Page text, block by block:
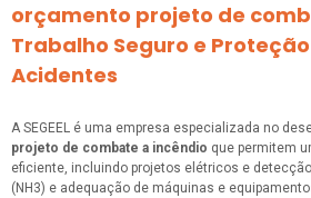
orçamento projeto de
Trabalho Seguro e
Acidentes
A SEGEEL é uma empresa especializada no
projeto de combate a incêndio que permitem
eficiente, incluindo projetos elétricos e
(NH3) e adequação de máquinas e